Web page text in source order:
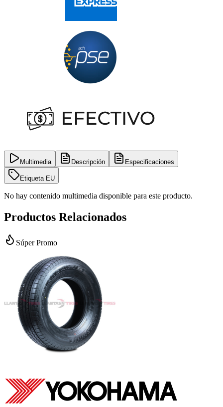
Multimedia Descripción Especificaciones
Etiqueta EU
No hay contenido multimedia disponible para este producto.
Productos Relacionados
Súper Promo